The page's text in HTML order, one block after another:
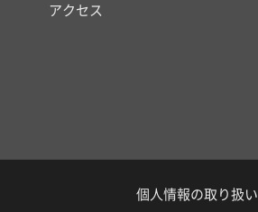
アクセス
個人情報の取り扱い